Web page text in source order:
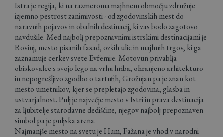
Istra je regija, ki na razmeroma majhnem območju združuje
izjemno pestrost zanimivosti - od zgodovinskih mest do
naravnih pojavov in obalnih destinacij, ki vas bodo zagotovo
navdušile. Med najbolj prepoznavnimi istrskimi destinacijami je
Rovinj, mesto pisanih fasad, ozkih ulic in majhnih trgov, ki ga
zaznamuje cerkev svete Evfemije. Motovun privablja
obiskovalce s svojo lego na vrhu hriba, ohranjeno arhitekturo
in nepogrešljivo zgodbo o tartufih, Grožnjan pa je znan kot
mesto umetnikov, kjer se prepletajo zgodovina, glasba in
ustvarjalnost. Pulj je največje mesto v Istri in prava destinacija
za ljubitelje starodavne dediščine, njegov najbolj prepoznaven
simbol pa je puljska arena.
Najmanjše mesto na svetu je Hum, Fažana je vhod v narodni